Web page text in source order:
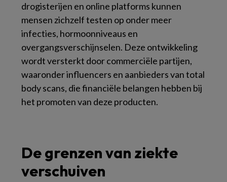
drogisterijen en online platforms kunnen
mensen zichzelf testen op onder meer
infecties, hormoonniveaus en
overgangsverschijnselen. Deze ontwikkeling
wordt versterkt door commerciële partijen,
waaronder influencers en aanbieders van total
body scans, die financiële belangen hebben bij
het promoten van deze producten.
De grenzen van ziekte
verschuiven